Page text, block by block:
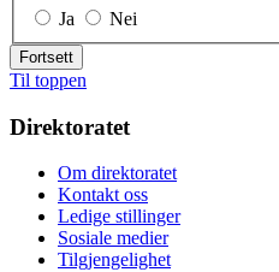
Ja
Nei
Fortsett
Til toppen
Direktoratet
Om direktoratet
Kontakt oss
Ledige stillinger
Sosiale medier
Tilgjengelighet